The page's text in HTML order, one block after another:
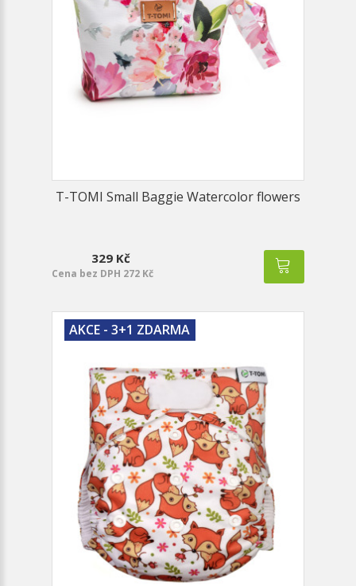
T-TOMI Small Baggie Watercolor flowers
329 Kč
Cena bez DPH 272 Kč
AKCE - 3+1 ZDARMA